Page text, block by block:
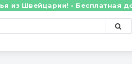
• Бесплатная